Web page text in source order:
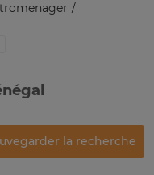
la recherche